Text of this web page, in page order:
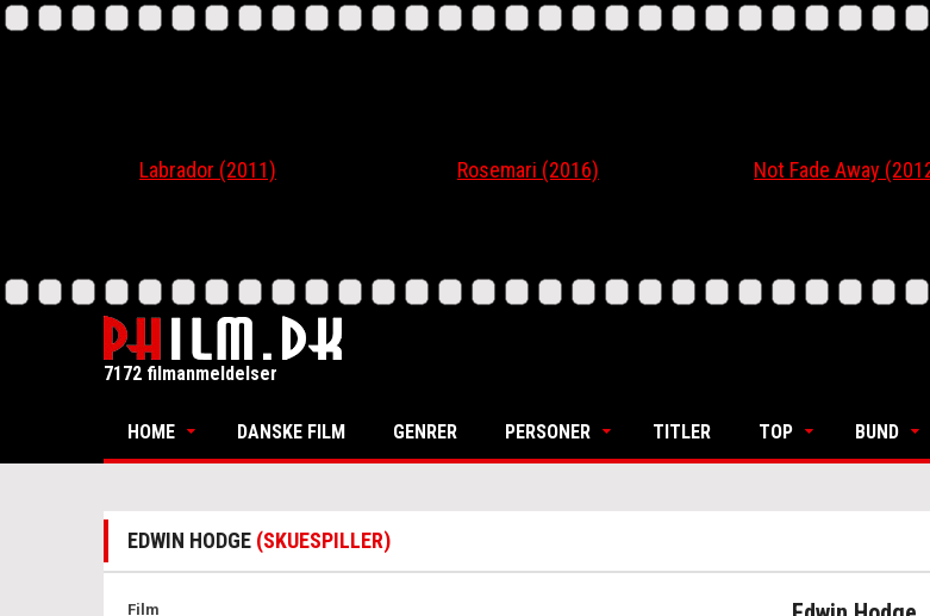
Labrador (2011) Rosemari (2016) Not Fade Away (2012)
7172 filmanmeldelser
HOME DANSKE FILM GENRER PERSONER TITLER TOP BUND
EDWIN HODGE (SKUESPILLER)
Film